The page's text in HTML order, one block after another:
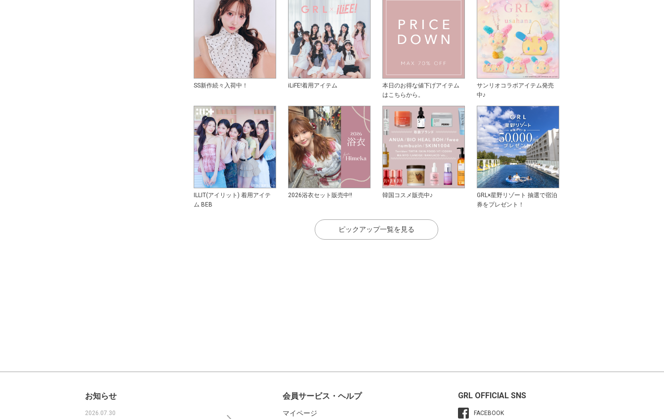
SS新作続々入荷中！ iLiFE!着用アイテム
本日のお得な値下げアイテム
はこちらから。
サンリオコラボアイテム発売
中♪
ILLIT(アイリット) 着用アイテ
ム BEB
2026浴衣セット販売中!! 韓国コスメ販売中♪
GRL×星野リゾート 抽選で宿泊
券をプレゼント！
ピックアップ一覧を見る
お知らせ
2026.07.30
会員サービス・ヘルプ
マイページ
GRL OFFICIAL SNS
FACEBOOK